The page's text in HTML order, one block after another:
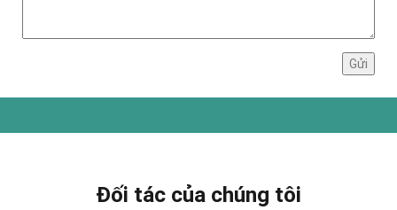
Đối tác của chúng tôi